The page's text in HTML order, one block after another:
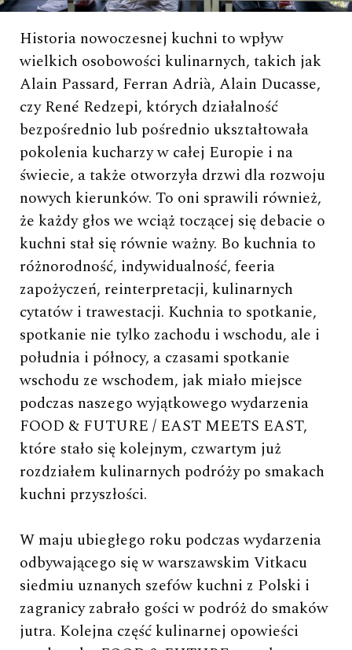
Historia nowoczesnej kuchni to wpływ
wielkich osobowości kulinarnych, takich jak
Alain Passard, Ferran Adrià, Alain Ducasse,
czy René Redzepi, których działalność
bezpośrednio lub pośrednio ukształtowała
pokolenia kucharzy w całej Europie i na
świecie, a także otworzyła drzwi dla rozwoju
nowych kierunków. To oni sprawili również,
że każdy głos we wciąż toczącej się debacie o
kuchni stał się równie ważny. Bo kuchnia to
różnorodność, indywidualność, feeria
zapożyczeń, reinterpretacji, kulinarnych
cytatów i trawestacji. Kuchnia to spotkanie,
spotkanie nie tylko zachodu i wschodu, ale i
południa i północy, a czasami spotkanie
wschodu ze wschodem, jak miało miejsce
podczas naszego wyjątkowego wydarzenia
FOOD & FUTURE / EAST MEETS EAST,
które stało się kolejnym, czwartym już
rozdziałem kulinarnych podróży po smakach
kuchni przyszłości.
W maju ubiegłego roku podczas wydarzenia
odbywającego się w warszawskim Vitkacu
siedmiu uznanych szefów kuchni z Polski i
zagranicy zabrało gości w podróż do smaków
jutra. Kolejna część kulinarnej opowieści